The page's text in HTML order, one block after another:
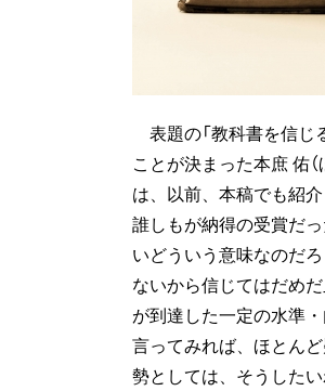
表題の「教科書を信じ
ことが決まった本庶 佑
は、以前、本稿でも紹
誰しもが納得の受賞だ
いどういう意味なのだ
ないから信じてはだめ
が到達した一定の水準
言ってみれば、ほとん
勢としては、そうした